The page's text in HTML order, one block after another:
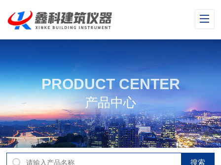
PRODUCT CENTER
产品中心